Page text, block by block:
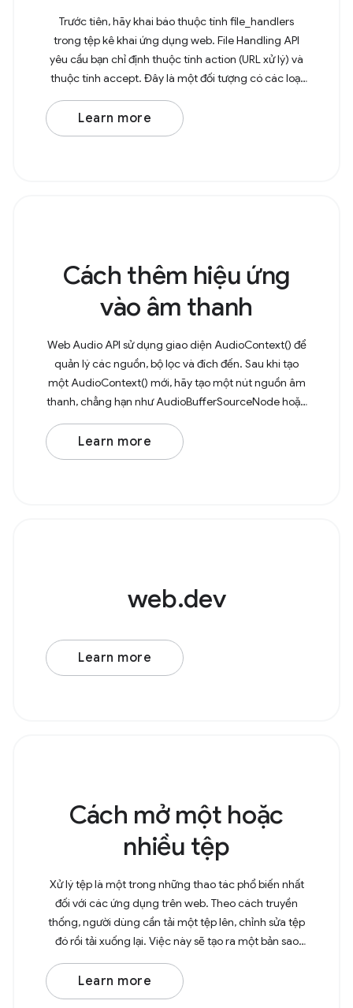
Trước tiên, hãy khai báo thuộc tính file_handlers
trong tệp kê khai ứng dụng web. File Handling API
yêu cầu bạn chỉ định thuộc tính action (URL xử lý) và
thuộc tính accept. Đây là một đối tượng có các loại
MIME làm khoá và mảng của các tiện ích tệp
Learn more
Cách thêm hiệu ứng
vào âm thanh
Web Audio API sử dụng giao diện AudioContext() để
quản lý các nguồn, bộ lọc và đích đến. Sau khi tạo
một AudioContext() mới, hãy tạo một nút nguồn âm
thanh, chẳng hạn như AudioBufferSourceNode hoặc
OscillatorNode. Ví dụ: hãy xem xét một bộ dao động
Learn more
web.dev
Learn more
Cách mở một hoặc
nhiều tệp
Xử lý tệp là một trong những thao tác phổ biến nhất
đối với các ứng dụng trên web. Theo cách truyền
thống, người dùng cần tải một tệp lên, chỉnh sửa tệp
đó rồi tải xuống lại. Việc này sẽ tạo ra một bản sao
trong thư mục Tải xuống. Với File System
Learn more